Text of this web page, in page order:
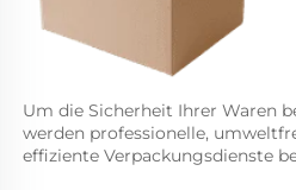
Um die Sicherheit Ihrer Waren
werden professionelle,
effiziente Verpackungsdienste